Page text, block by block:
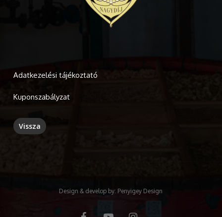
Adatkezelési tájékoztató
Kuponszabályzat
Design & develop by: Penyigey Design